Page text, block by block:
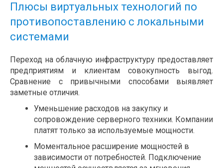
Плюсы виртуальных технологий по
противопоставлению с локальными
системами
Переход на облачную инфраструктуру предоставляет
предприятиям и клиентам совокупность выгод.
Сравнение с привычными способами выявляет
заметные отличия.
Уменьшение расходов на закупку и
сопровождение серверного техники. Компании
платят только за используемые мощности.
Моментальное расширение мощностей в
зависимости от потребностей. Подключение